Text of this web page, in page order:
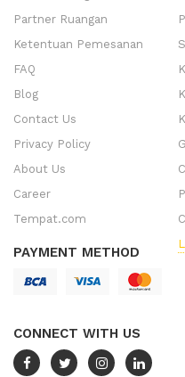
Partner Ruangan
Ketentuan Pemesanan
FAQ
Blog
Contact Us
Privacy Policy
About Us
Career
Tempat.com
PAYMENT METHOD
CONNECT WITH US